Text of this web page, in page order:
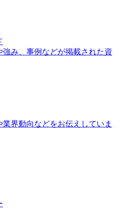
み、事例などが掲載された資
界動向などをお伝えしていま